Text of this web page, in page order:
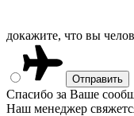
докажите, что вы
Спасибо за Ваше
Наш менеджер